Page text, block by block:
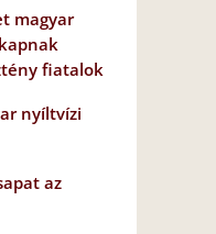
magyar
fiatalok
nyíltvízi
az